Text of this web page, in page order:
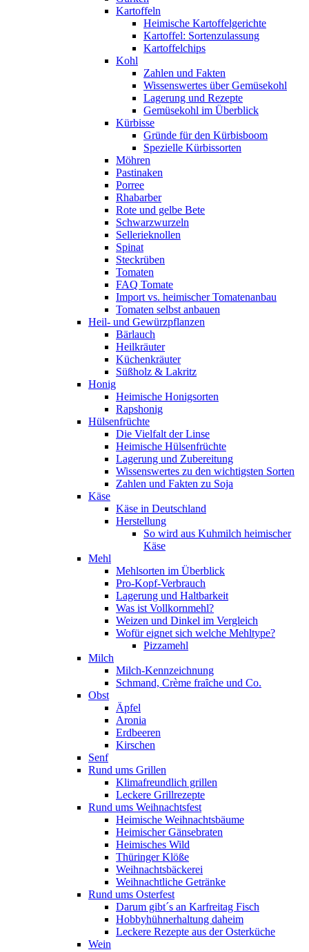
Kartoffeln
Heimische Kartoffelgerichte
Kartoffel: Sortenzulassung
Kartoffelchips
Kohl
Zahlen und Fakten
Wissenswertes über Gemüsekohl
Lagerung und Rezepte
Gemüsekohl im Überblick
Kürbisse
Gründe für den Kürbisboom
Spezielle Kürbissorten
Möhren
Pastinaken
Porree
Rhabarber
Rote und gelbe Bete
Schwarzwurzeln
Sellerieknollen
Spinat
Steckrüben
Tomaten
FAQ Tomate
Import vs. heimischer Tomatenanbau
Tomaten selbst anbauen
Heil- und Gewürzpflanzen
Bärlauch
Heilkräuter
Küchenkräuter
Süßholz & Lakritz
Honig
Heimische Honigsorten
Rapshonig
Hülsenfrüchte
Die Vielfalt der Linse
Heimische Hülsenfrüchte
Lagerung und Zubereitung
Wissenswertes zu den wichtigsten Sorten
Zahlen und Fakten zu Soja
Käse
Käse in Deutschland
Herstellung
So wird aus Kuhmilch heimischer
Käse
Mehl
Mehlsorten im Überblick
Pro-Kopf-Verbrauch
Lagerung und Haltbarkeit
Was ist Vollkornmehl?
Weizen und Dinkel im Vergleich
Wofür eignet sich welche Mehltype?
Pizzamehl
Milch
Milch-Kennzeichnung
Schmand, Crème fraȋche und Co.
Obst
Äpfel
Aronia
Erdbeeren
Kirschen
Senf
Rund ums Grillen
Klimafreundlich grillen
Leckere Grillrezepte
Rund ums Weihnachtsfest
Heimische Weihnachtsbäume
Heimischer Gänsebraten
Heimisches Wild
Thüringer Klöße
Weihnachtsbäckerei
Weihnachtliche Getränke
Rund ums Osterfest
Darum gibt´s an Karfreitag Fisch
Hobbyhühnerhaltung daheim
Leckere Rezepte aus der Osterküche
Wein